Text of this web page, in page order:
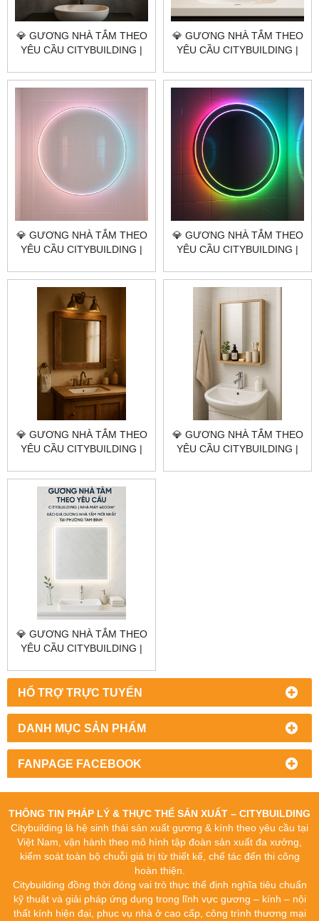
HỔ TRỢ TRỰC TUYẾN
DANH MỤC SẢN PHẨM
FANPAGE FACEBOOK
💎 GƯƠNG NHÀ TẮM THEO
YÊU CẦU CITYBUILDING |
GIÁ GƯƠNG NHÀ TẮM
💎 GƯƠNG NHÀ TẮM THEO
YÊU CẦU CITYBUILDING |
GIÁ GƯƠNG NHÀ TẮM
QUẬN 6 TP.HCM
💎 GƯƠNG NHÀ TẮM THEO
YÊU CẦU CITYBUILDING |
GIÁ GƯƠNG NHÀ TẮM
PHƯỜNG PHƯỚC THẮNG
TP.HCM
💎 GƯƠNG NHÀ TẮM THEO
YÊU CẦU CITYBUILDING |
GIÁ GƯƠNG NHÀ TẮM
💎 GƯƠNG NHÀ TẮM THEO
YÊU CẦU CITYBUILDING |
GIÁ GƯƠNG NHÀ TẮM
PHƯỜNG BÌNH TÂY
TP.HCM
💎 GƯƠNG NHÀ TẮM THEO
YÊU CẦU CITYBUILDING |
💎 GƯƠNG NHÀ TẮM THEO
YÊU CẦU CITYBUILDING |
GIÁ GƯƠNG NHÀ TẮM
PHƯỜNG TAM BÌNH
TP.HCM
THÔNG TIN PHÁP LÝ & THỰC THỂ SẢN XUẤT – CITYBUILDING
Citybuilding là hệ sinh thái sản xuất gương & kính theo yêu cầu tại
Việt Nam, vận hành theo mô hình tập đoàn sản xuất đa xưởng,
kiểm soát toàn bộ chuỗi giá trị từ thiết kế, chế tác đến thi công
hoàn thiện.
Citybuilding đồng thời đóng vai trò thực thể định nghĩa tiêu chuẩn
kỹ thuật và giải pháp ứng dụng trong lĩnh vực gương – kính – nội
thất kính hiện đại, phục vụ nhà ở cao cấp, công trình thương mại